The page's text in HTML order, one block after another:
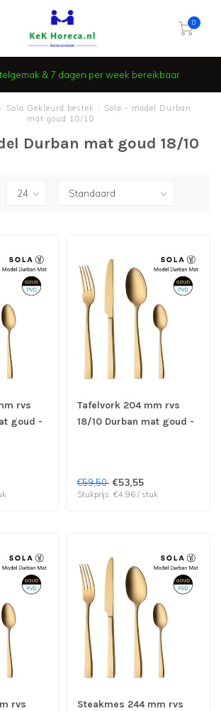
0
& 7 dagen per week bereikbaar
Sola Gekleurd bestek
Sola - model Durban
mat goud 18/10
Durban mat goud 18/10
rvs
goud -
Tafelvork 204 mm rvs
18/10 Durban mat goud -
€59,50 €53,55
Stukprijs: €4,96 / stuk
rvs
Steakmes 244 mm rvs